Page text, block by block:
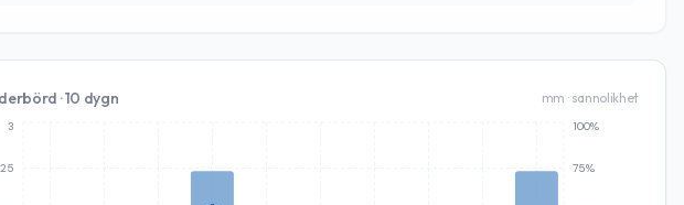
· 10 dygn mm · sannolikhet
3
75%
100%